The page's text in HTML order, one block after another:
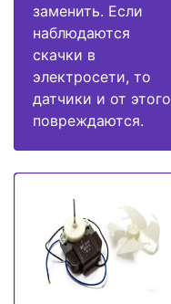
заменить. Если
наблюдаются
скачки в
электросети, то
датчики и от этого
повреждаются.